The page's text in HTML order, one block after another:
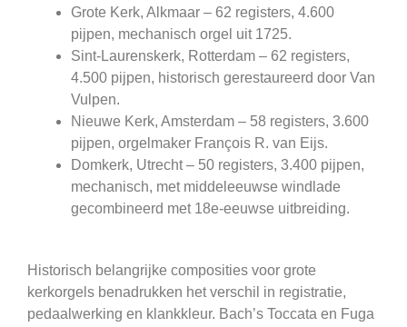
Grote Kerk, Alkmaar – 62 registers, 4.600
pijpen, mechanisch orgel uit 1725.
Sint-Laurenskerk, Rotterdam – 62 registers,
4.500 pijpen, historisch gerestaureerd door Van
Vulpen.
Nieuwe Kerk, Amsterdam – 58 registers, 3.600
pijpen, orgelmaker François R. van Eijs.
Domkerk, Utrecht – 50 registers, 3.400 pijpen,
mechanisch, met middeleeuwse windlade
gecombineerd met 18e-eeuwse uitbreiding.
Historisch belangrijke composities voor grote
kerkorgels benadrukken het verschil in registratie,
pedaalwerking en klankkleur. Bach’s Toccata en Fuga